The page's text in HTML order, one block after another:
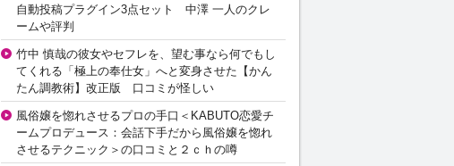
自動投稿プラグイン3点セット 中澤 一人のクレ
ームや評判
竹中 慎哉の彼女やセフレを、望む事なら何でもし
てくれる「極上の奉仕女」へと変身させた【かん
たん調教術】改正版 口コミが怪しい
風俗嬢を惚れさせるプロの手口＜KABUTO恋愛チ
ームプロデュース：会話下手だから風俗嬢を惚れ
させるテクニック＞の口コミと２ｃｈの噂